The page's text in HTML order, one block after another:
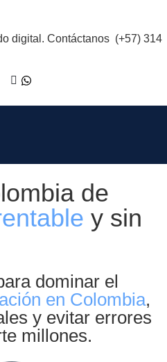
digital. Contáctanos (+57) 314
de
y sin
dominar el
en Colombia,
y evitar errores
millones.